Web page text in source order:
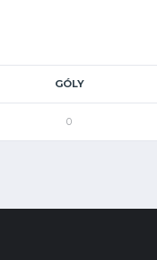
GÓLY
0